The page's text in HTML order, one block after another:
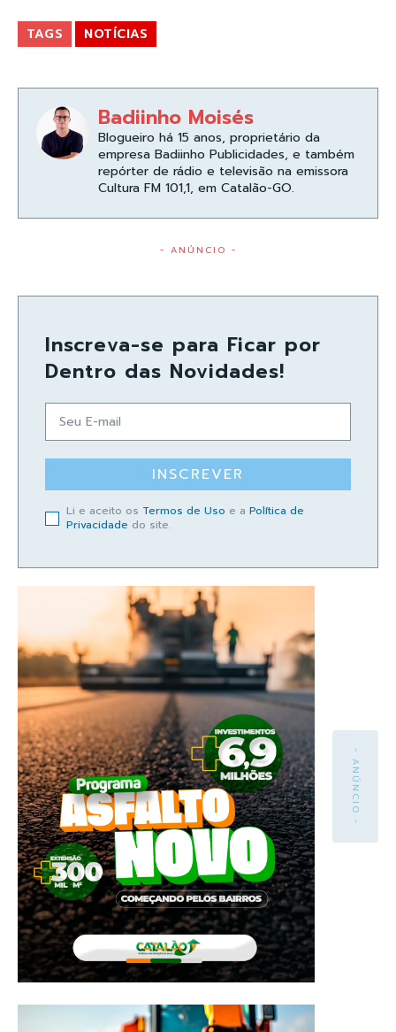
TAGS NOTÍCIAS
Badiinho Moisés
Blogueiro há 15 anos, proprietário da
empresa Badiinho Publicidades, e também
repórter de rádio e televisão na emissora
Cultura FM 101,1, em Catalão-GO.
- ANÚNCIO -
Inscreva-se para Ficar por
Dentro das Novidades!
INSCREVER
Li e aceito os Termos de Uso e a Política de
Privacidade do site.
- ANÚNCIO -